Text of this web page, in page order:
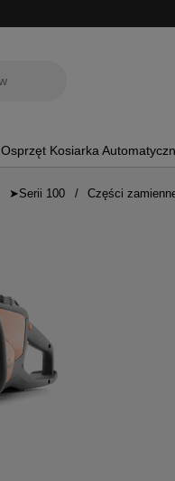
Osprzęt Kosiarka
➤Serii 100 Części